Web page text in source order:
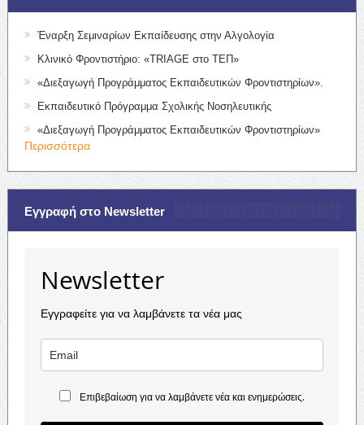
Έναρξη Σεμιναρίων Εκπαίδευσης στην Αλγολογία
Κλινικό Φροντιστήριο: «TRIAGE στο ΤΕΠ»
«Διεξαγωγή Προγράμματος Εκπαιδευτικών Φροντιστηρίων».
Εκπαιδευτικό Πρόγραμμα Σχολικής Νοσηλευτικής
«Διεξαγωγή Προγράμματος Εκπαιδευτικών Φροντιστηρίων»
Περισσότερα
Εγγραφή στο Newsletter
Newsletter
Εγγραφείτε για να λαμβάνετε τα νέα μας
Επιβεβαίωση για να λαμβάνετε νέα και ενημερώσεις.